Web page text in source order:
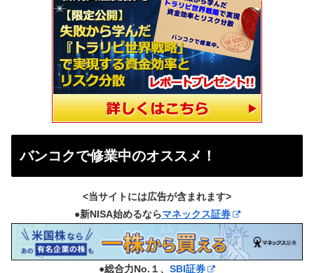
バンコクで修業中のオススメ！
<当サイトには広告が含まれます>
●新NISA始めるならマネックス証券
●総合力No.１、 SBI証券